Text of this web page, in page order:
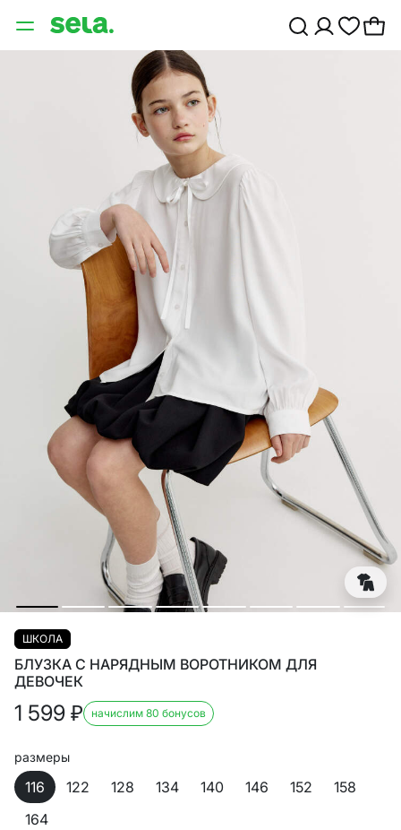
ШКОЛА
БЛУЗКА С НАРЯДНЫМ ВОРОТНИКОМ ДЛЯ
ДЕВОЧЕК
1 599 ₽ начислим 80 бонусов
размеры
116 122 128 134 140 146 152
158
164